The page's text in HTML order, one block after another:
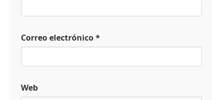
Correo electrónico*
Web